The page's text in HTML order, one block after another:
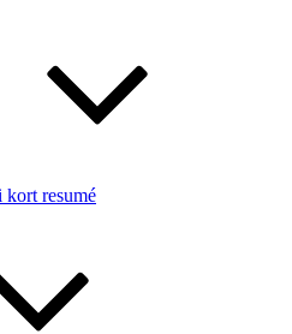
kort resumé